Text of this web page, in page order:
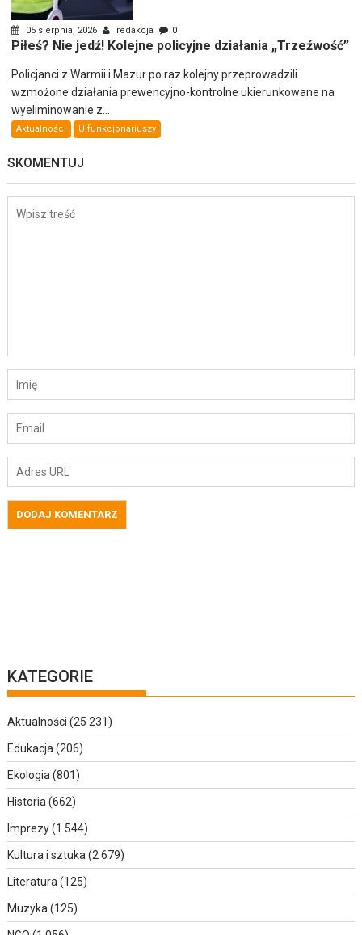
05 sierpnia, 2026 redakcja 0
Piłeś? Nie jedź! Kolejne policyjne działania „Trzeźwość”
Policjanci z Warmii i Mazur po raz kolejny przeprowadzili
wzmożone działania prewencyjno-kontrolne ukierunkowane na
wyeliminowanie z...
Aktualności U funkcjonariuszy
SKOMENTUJ
KATEGORIE
Aktualności (25 231)
Edukacja (206)
Ekologia (801)
Historia (662)
Imprezy(1 544)
Kultura i sztuka (2 679)
Literatura (125)
Muzyka (125)